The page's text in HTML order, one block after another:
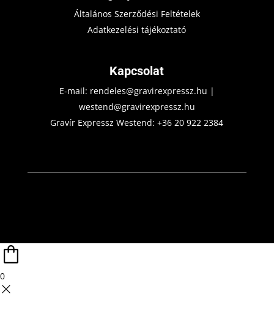
Általános Szerződési Feltételek
Adatkezelési tájékoztató
Kapcsolat
E-mail: rendeles@gravirexpressz.hu |
westend@gravirexpressz.hu
Gravír Expressz Westend:+36 20 922 2384
0